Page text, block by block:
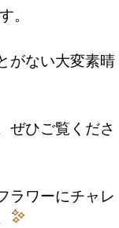
。
がない大変素晴
ぜひご覧くださ
ラワーにチャレ